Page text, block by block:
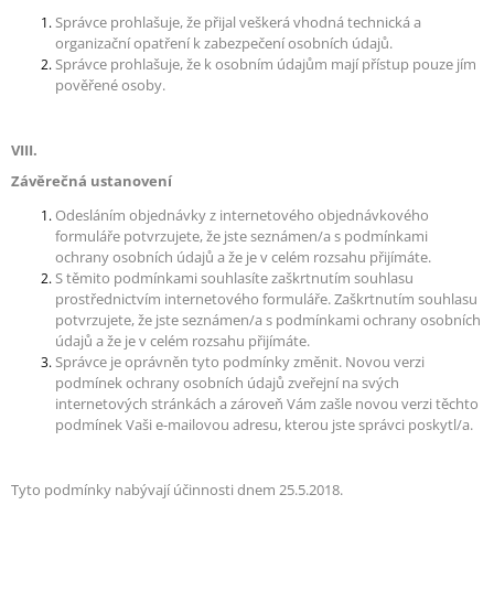
Správce prohlašuje, že přijal veškerá vhodná technická a
organizační opatření k zabezpečení osobních údajů.
Správce prohlašuje, že k osobním údajům mají přístup pouze jím
pověřené osoby.
VIII.
Závěrečná ustanovení
Odesláním objednávky z internetového objednávkového
formuláře potvrzujete, že jste seznámen/a s podmínkami
ochrany osobních údajů a že je v celém rozsahu přijímáte.
S těmito podmínkami souhlasíte zaškrtnutím souhlasu
prostřednictvím internetového formuláře. Zaškrtnutím souhlasu
potvrzujete, že jste seznámen/a s podmínkami ochrany osobních
údajů a že je v celém rozsahu přijímáte.
Správce je oprávněn tyto podmínky změnit. Novou verzi
podmínek ochrany osobních údajů zveřejní na svých
internetových stránkách a zároveň Vám zašle novou verzi těchto
podmínek Vaši e-mailovou adresu, kterou jste správci poskytl/a.
Tyto podmínky nabývají účinnosti dnem 25.5.2018.